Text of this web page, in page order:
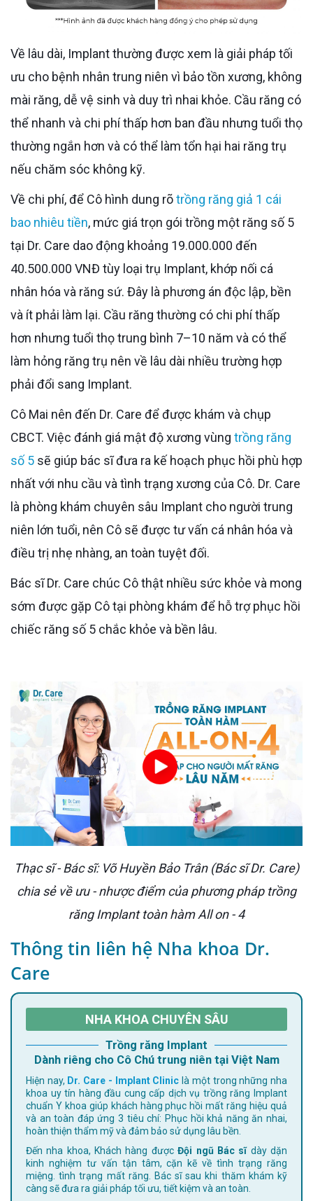
Về lâu dài, Implant thường được xem là giải pháp tối
ưu cho bệnh nhân trung niên vì bảo tồn xương, không
mài răng, dễ vệ sinh và duy trì nhai khỏe. Cầu răng có
thể nhanh và chi phí thấp hơn ban đầu nhưng tuổi thọ
thường ngắn hơn và có thể làm tổn hại hai răng trụ
nếu chăm sóc không kỹ.
Về chi phí, để Cô hình dung rõtrồng răng giả 1 cái
bao nhiêu tiền, mức giá trọn gói trồng một răng số 5
tại Dr. Care dao động khoảng 19.000.000 đến
40.500.000 VNĐ tùy loại trụ Implant, khớp nối cá
nhân hóa và răng sứ. Đây là phương án độc lập, bền
và ít phải làm lại. Cầu răng thường có chi phí thấp
hơn nhưng tuổi thọ trung bình 7–10 năm và có thể
làm hỏng răng trụ nên về lâu dài nhiều trường hợp
phải đổi sang Implant.
Cô Mai nên đến Dr. Care để được khám và chụp
CBCT. Việc đánh giá mật độ xương vùng trồng răng
số 5 sẽ giúp bác sĩ đưa ra kế hoạch phục hồi phù hợp
nhất với nhu cầu và tình trạng xương của Cô. Dr. Care
là phòng khám chuyên sâu Implant cho người trung
niên lớn tuổi, nên Cô sẽ được tư vấn cá nhân hóa và
điều trị nhẹ nhàng, an toàn tuyệt đối.
Bác sĩ Dr. Care chúc Cô thật nhiều sức khỏe và mong
sớm được gặp Cô tại phòng khám để hỗ trợ phục hồi
chiếc răng số 5 chắc khỏe và bền lâu.
Thạc sĩ - Bác sĩ: Võ Huyền Bảo Trân (Bác sĩ Dr. Care)
chia sẻ về ưu - nhược điểm của phương pháp trồng
răng Implant toàn hàm All on - 4
Thông tin liên hệ Nha khoa Dr.
Care
NHA KHOA CHUYÊN SÂU
Trồng răng Implant
Dành riêng cho Cô Chú trung niên tại Việt Nam
Hiện nay, Dr. Care - Implant Clinic là một trong những nha
khoa uy tín hàng đầu cung cấp dịch vụ trồng răng Implant
chuẩn Y khoa giúp khách hàng phục hồi mất răng hiệu quả
và an toàn đáp ứng 3 tiêu chí: Phục hồi khả năng ăn nhai,
hoàn thiện thẩm mỹ và đảm bảo sử dụng lâu bền.
Đến nha khoa, Khách hàng đượcĐội ngũ Bác sĩdày dặn
kinh nghiệm tư vấn tận tâm, cặn kẽ về tình trạng răng
miệng. tình trạng mất răng. Bác sĩ sau khi thăm khám kỹ
càng sẽ đưa ra giải pháp tối ưu, tiết kiệm và an toàn.